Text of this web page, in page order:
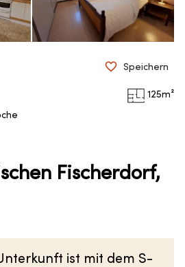
125m²
Speichern
Fischerdorf,
ist mit dem S-